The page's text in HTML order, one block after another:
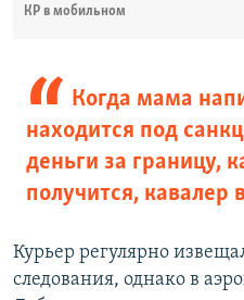
КР в мобильном
Когда мама
находится под
деньги за границу,
получится, кавалер
Курьер регулярно
следования, однако в